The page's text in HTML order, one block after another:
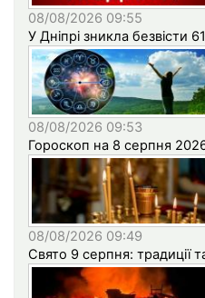
08/08/2026 09:55
У Дніпрі зникла безвісти
08/08/2026 09:53
Гороскоп на 8 серпня
08/08/2026 09:49
Свято 9 серпня: традиції